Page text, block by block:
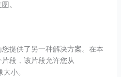
。
提供了另一种解决方案。在本
段，该片段允许您从
小。